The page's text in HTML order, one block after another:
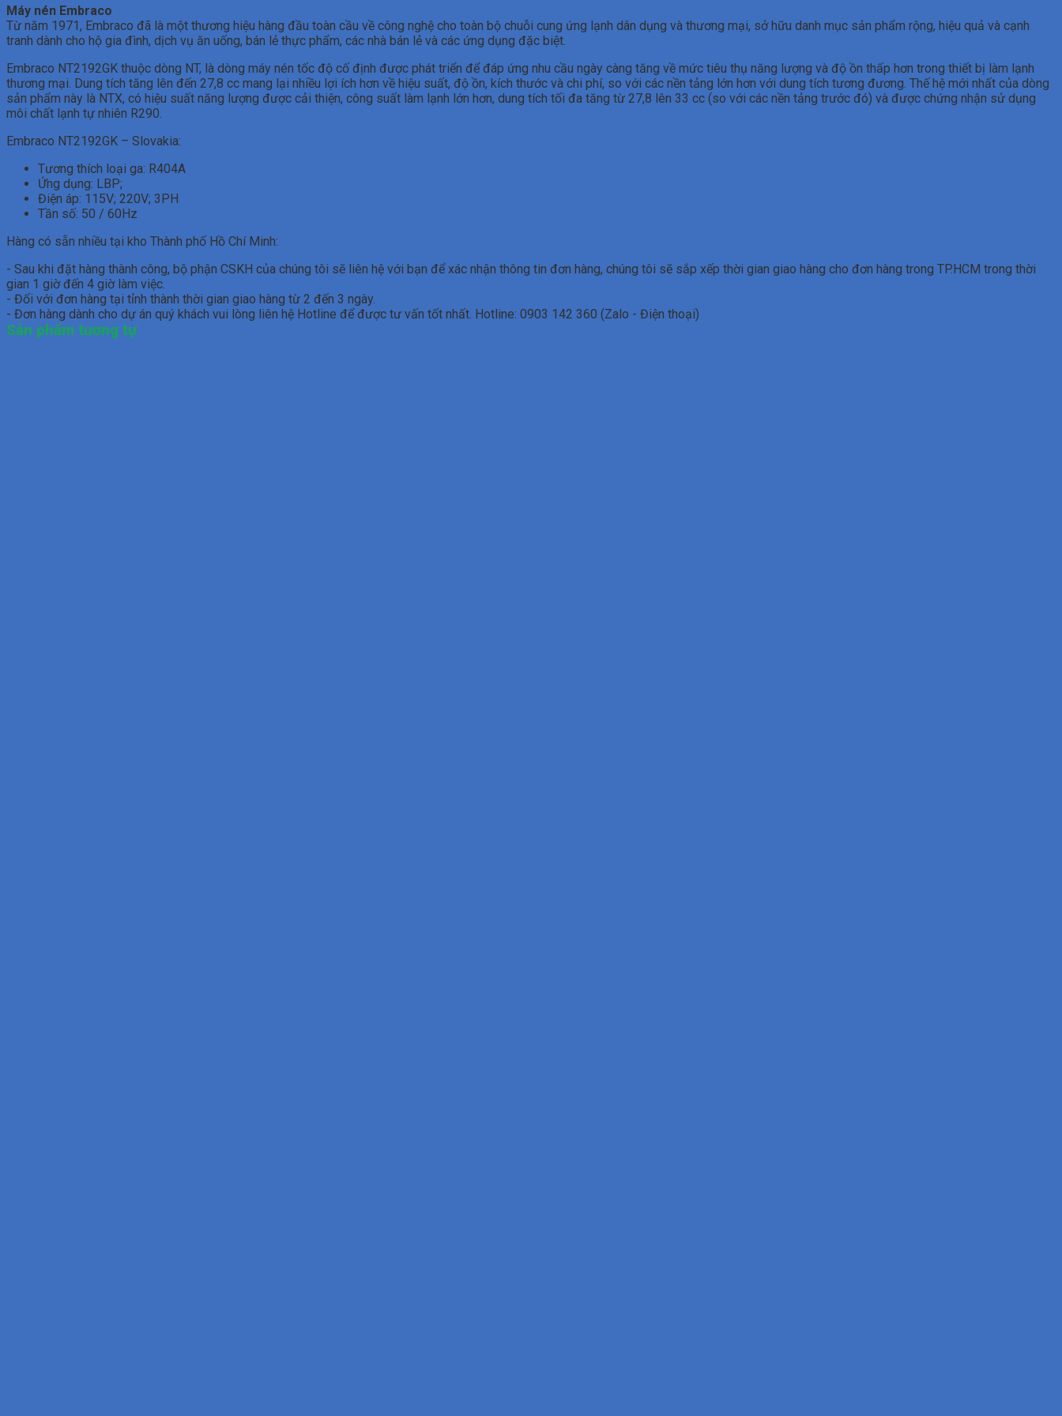
Máy nén Embraco
Từ năm 1971, Embraco đã là một thương hiệu hàng đầu toàn cầu về công nghệ cho toàn bộ chuỗi cung ứng lạnh dân dụng và thương mại, sở hữu danh mục sản phẩm rộng, hiệu quả và cạnh
tranh dành cho hộ gia đình, dịch vụ ăn uống, bán lẻ thực phẩm, các nhà bán lẻ và các ứng dụng đặc biệt.
Embraco NT2192GK thuộc dòng NT, là dòng máy nén tốc độ cố định được phát triển để đáp ứng nhu cầu ngày càng tăng về mức tiêu thụ năng lượng và độ ồn thấp hơn trong thiết bị làm lạnh
thương mại. Dung tích tăng lên đến 27,8 cc mang lại nhiều lợi ích hơn về hiệu suất, độ ồn, kích thước và chi phí, so với các nền tảng lớn hơn với dung tích tương đương. Thế hệ mới nhất của dòng
sản phẩm này là NTX, có hiệu suất năng lượng được cải thiện, công suất làm lạnh lớn hơn, dung tích tối đa tăng từ 27,8 lên 33 cc (so với các nền tảng trước đó) và được chứng nhận sử dụng
môi chất lạnh tự nhiên R290.
Embraco NT2192GK – Slovakia:
Tương thích loại ga: R404A
Ứng dụng: LBP;
Điện áp: 115V; 220V; 3PH
Tần số: 50 / 60Hz
Hàng có sẵn nhiều tại kho Thành phố Hồ Chí Minh:
- Sau khi đặt hàng thành công, bộ phận CSKH của chúng tôi sẽ liên hệ với bạn để xác nhận thông tin đơn hàng, chúng tôi sẽ sắp xếp thời gian giao hàng cho đơn hàng trong TP.HCM trong thời
gian 1 giờ đến 4 giờ làm việc.
- Đối với đơn hàng tại tỉnh thành thời gian giao hàng từ 2 đến 3 ngày.
- Đơn hàng dành cho dự án quý khách vui lòng liên hệ Hotline để được tư vấn tốt nhất. Hotline: 0903 142 360 (Zalo - Điện thoại)
Sản phẩm tương tự